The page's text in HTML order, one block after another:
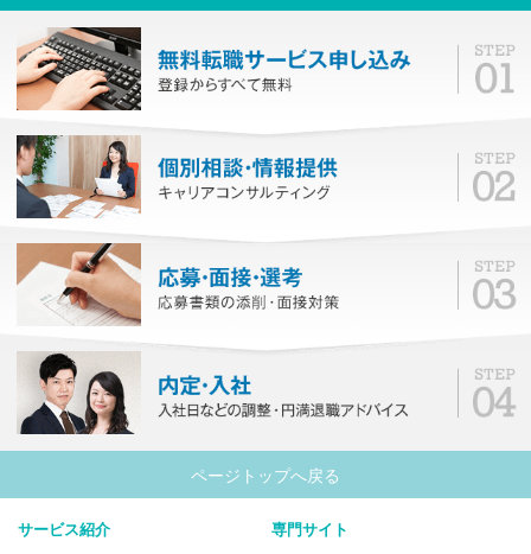
ページトップへ戻る
サービス紹介 専門サイト